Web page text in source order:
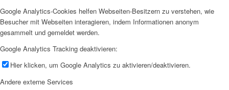
Google Analytics-Cookies helfen Webseiten-Besitzern zu verstehen, wie
Besucher mit Webseiten interagieren, indem Informationen anonym
gesammelt und gemeldet werden.
Google Analytics Tracking deaktivieren:
Hier klicken, um Google Analytics zu aktivieren/deaktivieren.
Andere externe Services